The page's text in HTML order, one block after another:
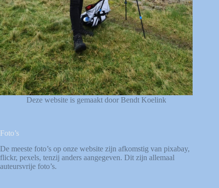
Deze website is gemaakt door Bendt Koelink
Foto’s
De meeste foto’s op onze website zijn afkomstig van pixabay,
flickr, pexels, tenzij anders aangegeven. Dit zijn allemaal
auteursvrije foto’s.